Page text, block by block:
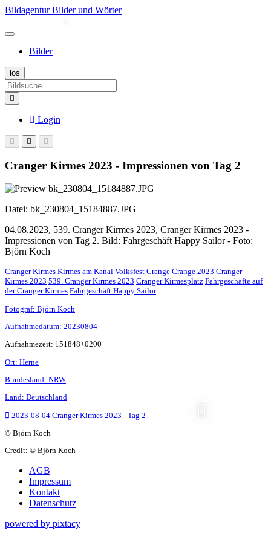
Bildagentur Bilder und Wörter
Bilder
Login
Cranger Kirmes 2023 - Impressionen von Tag 2
Datei: bk_230804_15184887.JPG
04.08.2023, 539. Cranger Kirmes 2023, Cranger Kirmes 2023 -
Impressionen von Tag 2. Bild: Fahrgeschäft Happy Sailor - Foto:
Björn Koch
Cranger Kirmes Kirmes am Kanal Volksfest Crange Crange 2023 Cranger
Kirmes 2023 539. Cranger Kirmes 2023 Cranger Kirmesplatz Fahrgeschäfte auf
der Cranger Kirmes Fahrgeschäft Happy Sailor
Fotograf: Björn Koch
Aufnahmedatum: 20230804
Aufnahmezeit: 151848+0200
Ort: Herne
Bundesland: NRW
Land: Deutschland
2023-08-04 Cranger Kirmes 2023 - Tag 2
© Björn Koch
Credit: © Björn Koch
Loading...
AGB
Impressum
Kontakt
Datenschutz
powered by pixtacy